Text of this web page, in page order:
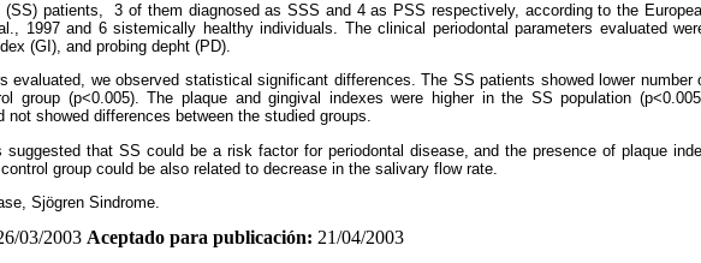
(SS) patients, 3 of them diagnosed as SSS and 4 as PSS respectively, according to the
1997 and 6 sistemically healthy individuals. The clinical periodontal parameters evaluated
(GI), and probing depht (PD).
evaluated, we observed statistical significant differences. The SS patients showed lower number
group (p<0.005). The plaque and gingival indexes were higher in the SS population
not showed differences between the studied groups.
suggested that SS could be a risk factor for periodontal disease, and the presence of plaque
group could be also related to decrease in the salivary flow rate.
Sjögren Sindrome.
03/2003 Aceptado para publicación: 21/04/2003